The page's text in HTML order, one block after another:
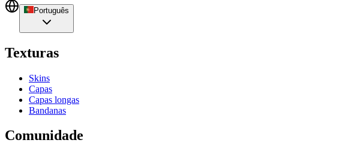
Português
Texturas
Skins
Capas
Capas longas
Bandanas
Comunidade